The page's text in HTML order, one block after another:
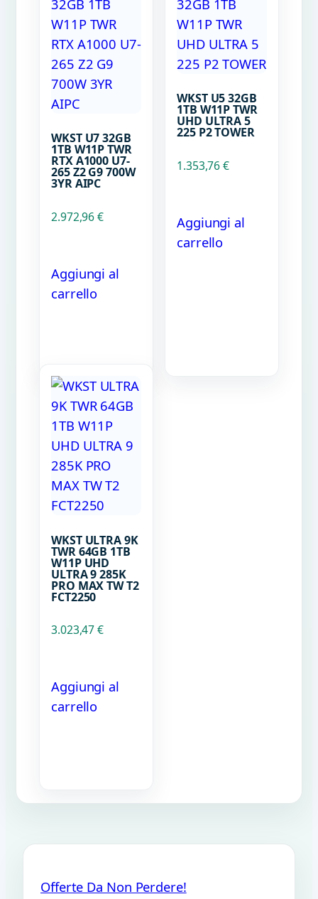
WKST U7 32GB
1TB W11P TWR
RTX A1000 U7-
265 Z2 G9 700W
3YR AIPC
2.972,96€
Aggiungi al
carrello
WKST U5 32GB
1TB W11P TWR
UHD ULTRA 5
225 P2 TOWER
1.353,76€
Aggiungi al
carrello
WKST ULTRA 9K
TWR 64GB 1TB
W11P UHD
ULTRA 9 285K
PRO MAX TW T2
FCT2250
3.023,47€
Aggiungi al
carrello
Offerte Da Non Perdere!